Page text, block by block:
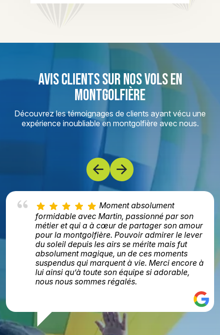
AVIS CLIENTS SUR NOS VOLS EN
MONTGOLFIÈRE
Découvrez les témoignages de clients ayant vécu une
expérience inoubliable en montgolfière avec nous.
Moment absolument
formidable avec Martin, passionné par son
métier et qui a à cœur de partager son amour
pour la montgolfière. Pouvoir admirer le lever
du soleil depuis les airs se mérite mais fut
absolument magique, un de ces moments
suspendus qui marquent à vie. Merci encore à
lui ainsi qu’à toute son équipe si adorable,
nous nous sommes régalés.